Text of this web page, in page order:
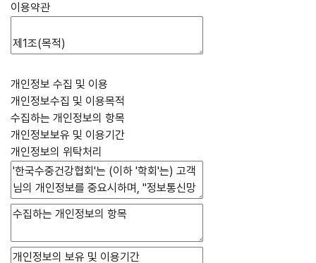
이용약관
개인정보 수집 및 이용
개인정보수집 및 이용목적
수집하는 개인정보의 항목
개인정보보유 및 이용기간
개인정보의 위탁처리